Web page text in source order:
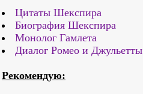
Цитаты Шекспира
Биография Шекспира
Монолог Гамлета
Диалог Ромео и Джульетты
Рекомендую: